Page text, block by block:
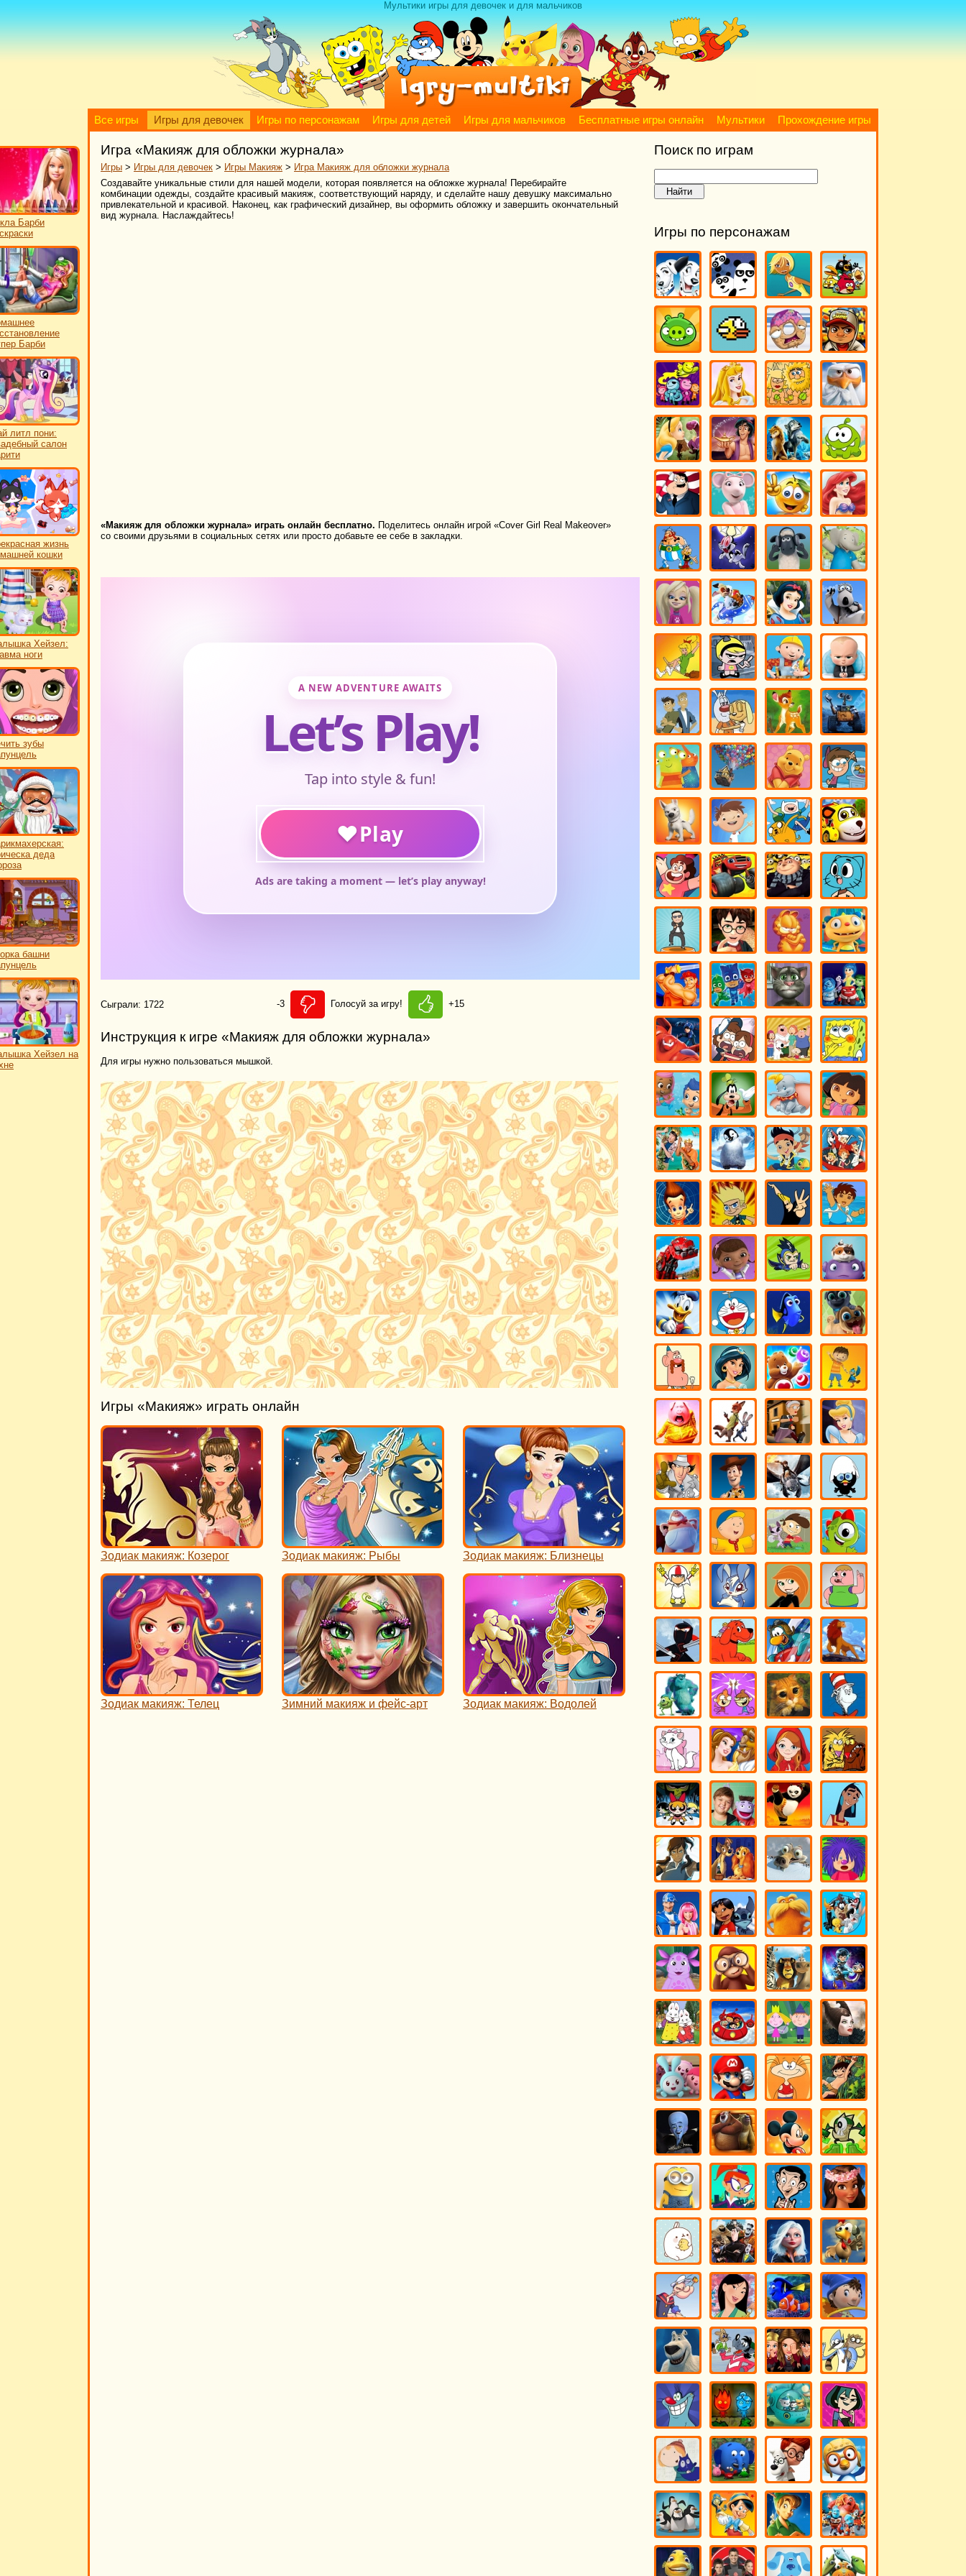
Мультики игры для девочек и для мальчиков
Все игры Игры для девочек Игры по персонажам Игры для детей Игры для мальчиков Бесплатные игры онлайн Мультики Прохождение игры
Барби
Барби
литл пони:
салон
жизнь
кошки
Хейзел:
ноги
зубы
деда
башни
Хейзел на
Игра «Макияж для обложки журнала»
Игры > Игры для девочек > Игры Макияж > Игра Макияж для обложки журнала
Создавайте уникальные стили для нашей модели, которая появляется на обложке журнала! Перебирайте
комбинации одежды, создайте красивый макияж, соответствующий наряду, и сделайте нашу девушку максимально
привлекательной и красивой. Наконец, как графический дизайнер, вы оформить обложку и завершить окончательный
вид журнала. Наслаждайтесь!
«Макияж для обложки журнала» играть онлайн бесплатно. Поделитесь онлайн игрой «Cover Girl Real Makeover»
со своими друзьями в социальных сетях или просто добавьте ее себе в закладки.
Сыграли: 1722 -3 Голосуй за игру! +15
Инструкция к игре «Макияж для обложки журнала»
Для игры нужно пользоваться мышкой.
Игры «Макияж» играть онлайн
Зодиак макияж: Козерог Зодиак макияж: Рыбы Зодиак макияж: Близнецы
Зодиак макияж: Телец Зимний макияж и фейс-арт Зодиак макияж: Водолей
Поиск по играм
Игры по персонажам